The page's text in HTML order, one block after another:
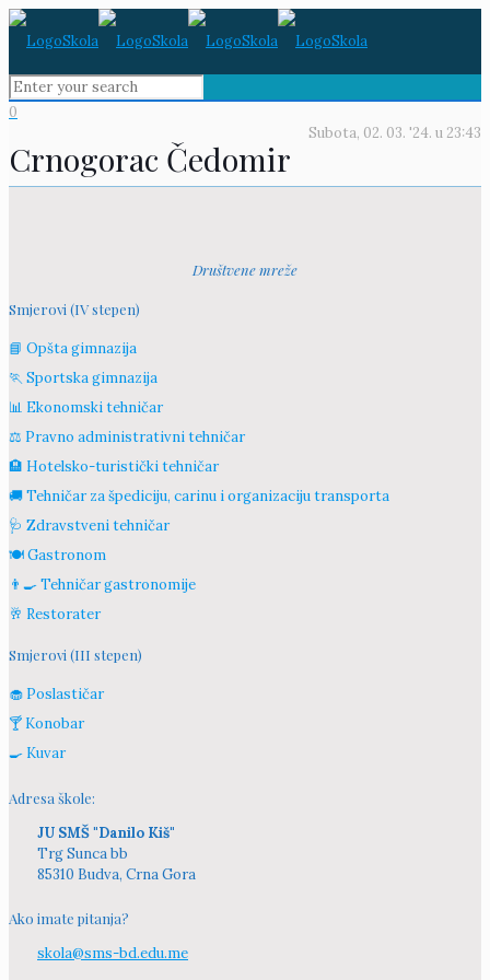
0
Subota, 02. 03. '24. u 23:43
Crnogorac Čedomir
Društvene mreže
Smjerovi (IV stepen)
📘 Opšta gimnazija
🏃 Sportska gimnazija
📊 Ekonomski tehničar
⚖️ Pravno administrativni tehničar
🏨 Hotelsko-turistički tehničar
🚚 Tehničar za špediciju, carinu i organizaciju transporta
🩺 Zdravstveni tehničar
🍽️ Gastronom
👨‍🍳 Tehničar gastronomije
🥂 Restorater
Smjerovi (III stepen)
🧁 Poslastičar
🍸 Konobar
🍳 Kuvar
Adresa škole:
JU SMŠ "Danilo Kiš"
Trg Sunca bb
85310 Budva, Crna Gora
Ako imate pitanja?
skola@sms-bd.edu.me